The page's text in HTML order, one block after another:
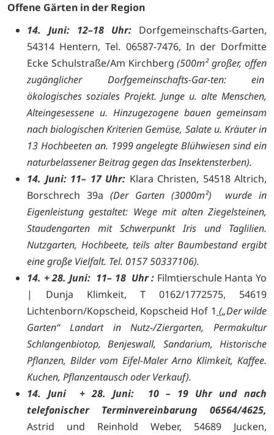
Offene Gärten in der Region
14. Juni: 12–18 Uhr: Dorfgemeinschafts-Garten,
54314 Hentern, Tel. 06587-7476, In der Dorfmitte
Ecke Schulstraße/Am Kirchberg(500m² großer, offen
zugänglicher Dorfgemeinschafts-Gar-ten: ein
ökologisches soziales Projekt. Junge u. alte Menschen,
Alteingesessene u. Hinzugezogene bauen gemeinsam
nach biologischen Kriterien Gemüse, Salate u. Kräuter in
13 Hochbeeten an. 1999 angelegte Blühwiesen sind ein
naturbelassener Beitrag gegen das Insektensterben).
14. Juni: 11– 17 Uhr: Klara Christen, 54518 Altrich,
Borschrech 39a (Der Garten (3000m²) wurde in
Eigenleistung gestaltet: Wege mit alten Ziegelsteinen,
Staudengarten mit Schwerpunkt Iris und Taglilien.
Nutzgarten, Hochbeete, teils alter Baumbestand ergibt
eine große Vielfalt. Tel. 0157 50337106).
14. + 28. Juni: 11– 18 Uhr : Filmtierschule Hanta Yo
| Dunja Klimkeit, T 0162/1772575, 54619
Lichtenborn/Kopscheid, Kopscheid Hof 1 („Der wilde
Garten“ Landart in Nutz-/Ziergarten, Permakultur
Schlangenbiotop, Benjeswall, Sandarium, Historische
Pflanzen, Bilder vom Eifel-Maler Arno Klimkeit, Kaffee.
Kuchen, Pflanzentausch oder Verkauf).
14. Juni + 28. Juni: 10 – 19 Uhr und nach
telefonischer Terminvereinbarung 06564/4625,
Astrid und Reinhold Weber, 54689 Jucken,